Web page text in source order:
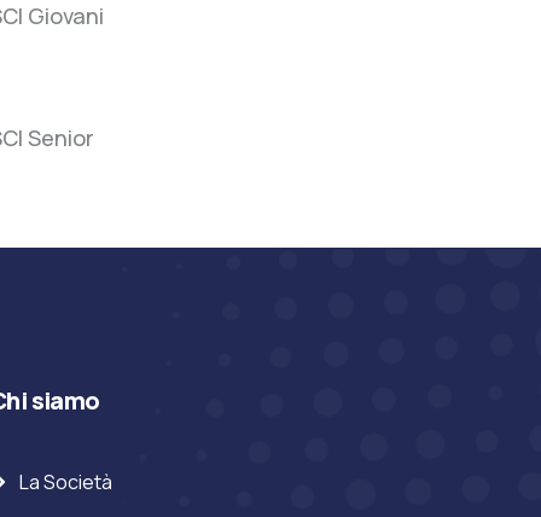
Giovani
Senior
siamo
La Società